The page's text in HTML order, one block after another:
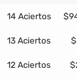
14 Aciertos
13 Aciertos
12 Aciertos